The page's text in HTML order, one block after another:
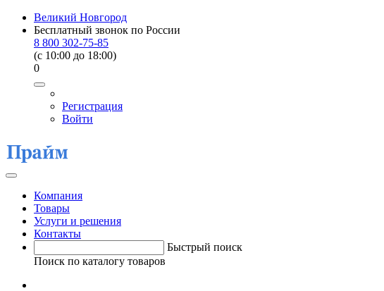
Великий Новгород
Бесплатный звонок по России
8 800 302-75-85
(c 10:00 до 18:00)
0
Регистрация
Войти
Компания
Товары
Услуги и решения
Контакты
Быстрый поиск
Поиск по каталогу товаров